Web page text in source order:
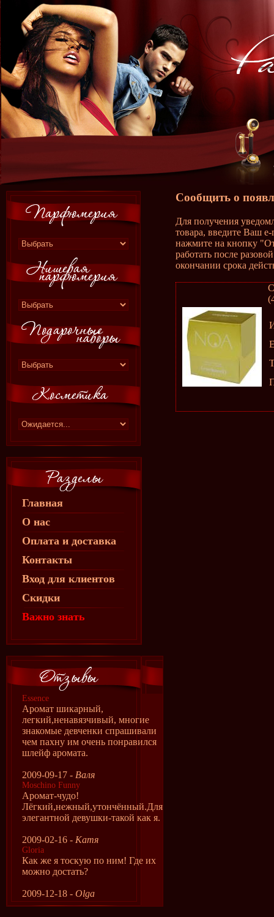
Главная
О нас
Оплата и доставка
Контакты
Вход для клиентов
Скидки
Важно знать
Essence
Аромат шикарный,
легкий,ненавязчивый, многие
знакомые девченки спрашивали
чем пахну им очень понравился
шлейф аромата.
2009-09-17 - Валя
Moschino Funny
Аромат-чудо!
Лёгкий,нежный,утончённый.Для
элегантной девушки-такой как я.
2009-02-16 - Катя
Gloria
Как же я тоскую по ним! Где их
можно достать?
2009-12-18 - Olga
Сообщить о
Для получения
товара, введите Ваш
нажмите на кнопку
работать после
окончании срока